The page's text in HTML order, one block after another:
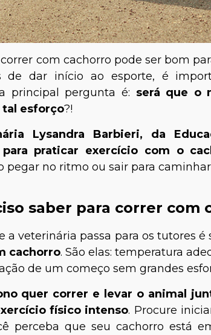
com cachorro pode ser bom
de dar início ao esporte, é
principal pergunta é: será que o
tal esforço?!
Lysandra Barbieri, da
praticar exercício com o
pegar no ritmo ou sair para
saber para correr com
a veterinária passa para os tutores é
cachorro. São elas: temperatura
de um começo sem grandes
quer correr e levar o animal
físico intenso. Procure
perceba que seu cachorro está